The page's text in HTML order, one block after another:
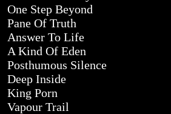
One Step Beyond
Pane Of Truth
Answer To Life
A Kind Of Eden
Posthumous Silence
Deep Inside
King Porn
Vapour Trail